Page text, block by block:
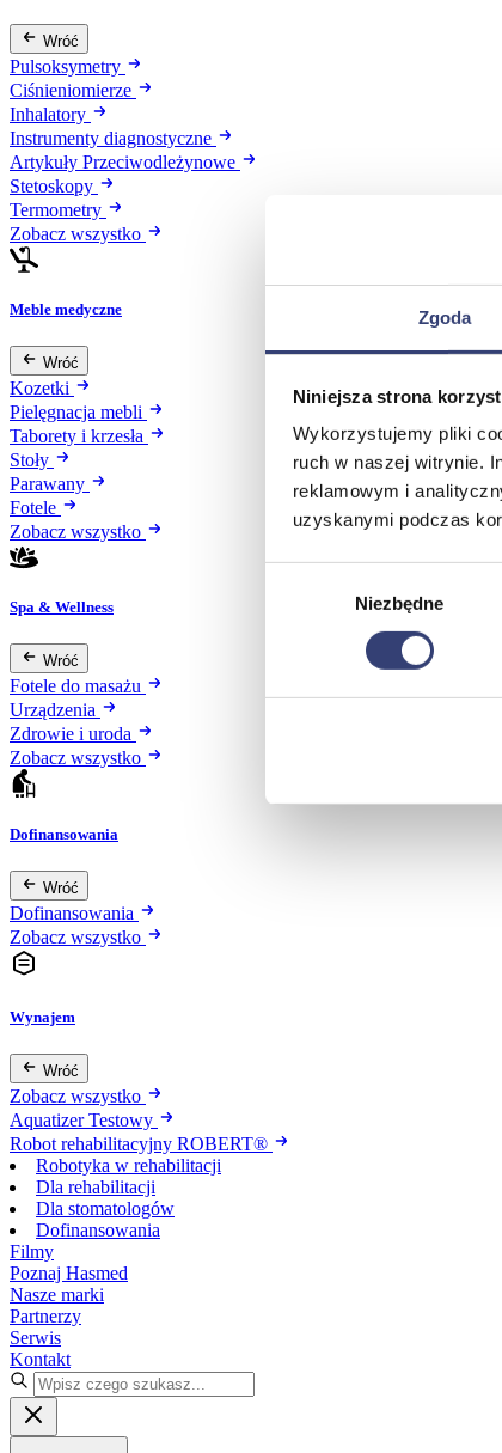
Zgoda
Niniejsza strona
Wykorzystujemy pliki
ruch w naszej witrynie.
reklamowym i
uzyskanymi podczas
Niezbędne
Wróć
Pulsoksymetry
Ciśnieniomierze
Inhalatory
Instrumenty diagnostyczne
Artykuły Przeciwodleżynowe
Stetoskopy
Termometry
Zobacz wszystko
Meble medyczne
Wróć
Kozetki
Pielęgnacja mebli
Taborety i krzesła
Stoły
Parawany
Fotele
Zobacz wszystko
Spa & Wellness
Wróć
Fotele do masażu
Urządzenia
Zdrowie i uroda
Zobacz wszystko
Dofinansowania
Wróć
Dofinansowania
Zobacz wszystko
Wynajem
Wróć
Zobacz wszystko
Aquatizer Testowy
Robot rehabilitacyjny ROBERT®
Robotyka w rehabilitacji
Dla rehabilitacji
Dla stomatologów
Dofinansowania
Filmy
Poznaj Hasmed
Nasze marki
Partnerzy
Serwis
Kontakt